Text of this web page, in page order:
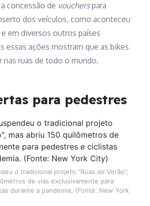
concessão de voucherspara
dos veículos, como aconteceu
em diversos outros países
essas ações mostram que as bikes
nas ruas de todo o mundo.
para pedestres
o tradicional projeto “Ruas de Verão”,
de vias exclusivamente para
durante a pandemia. (Fonte: New York